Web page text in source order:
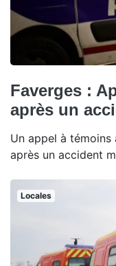
Faverges :
après un
Un appel à témoins
après un accident
Locales